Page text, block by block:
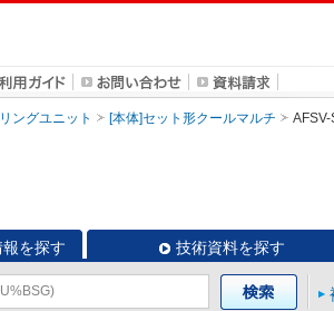
ングユニット [本体]セット形クールマルチ
を探す 技術資料を探す